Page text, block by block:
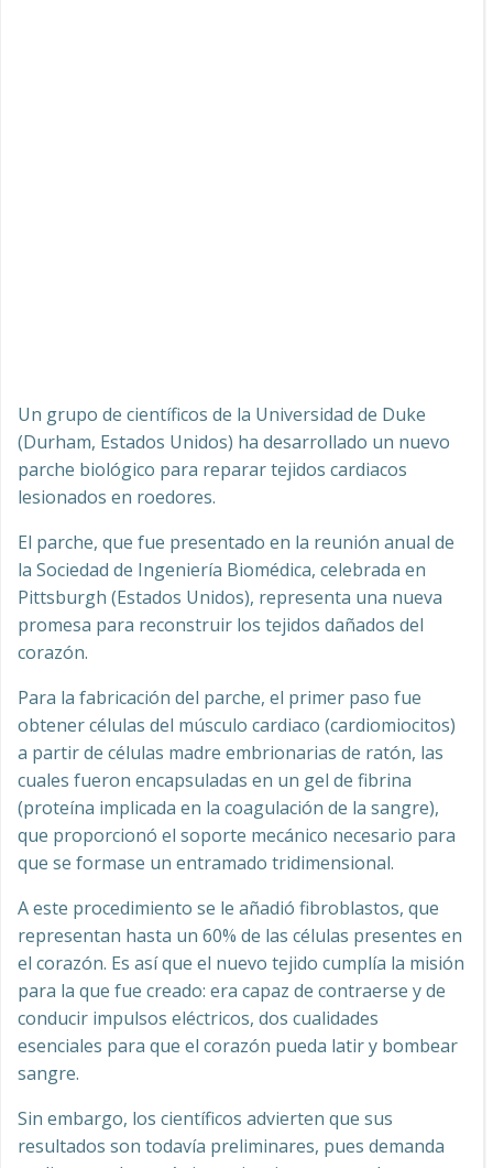
Un grupo de científicos de la Universidad de Duke
(Durham, Estados Unidos) ha desarrollado un nuevo
parche biológico para reparar tejidos cardiacos
lesionados en roedores.
El parche, que fue presentado en la reunión anual de
la Sociedad de Ingeniería Biomédica, celebrada en
Pittsburgh (Estados Unidos), representa una nueva
promesa para reconstruir los tejidos dañados del
corazón.
Para la fabricación del parche, el primer paso fue
obtener células del músculo cardiaco (cardiomiocitos)
a partir de células madre embrionarias de ratón, las
cuales fueron encapsuladas en un gel de fibrina
(proteína implicada en la coagulación de la sangre),
que proporcionó el soporte mecánico necesario para
que se formase un entramado tridimensional.
A este procedimiento se le añadió fibroblastos, que
representan hasta un 60% de las células presentes en
el corazón. Es así que el nuevo tejido cumplía la misión
para la que fue creado: era capaz de contraerse y de
conducir impulsos eléctricos, dos cualidades
esenciales para que el corazón pueda latir y bombear
sangre.
Sin embargo, los científicos advierten que sus
resultados son todavía preliminares, pues demanda